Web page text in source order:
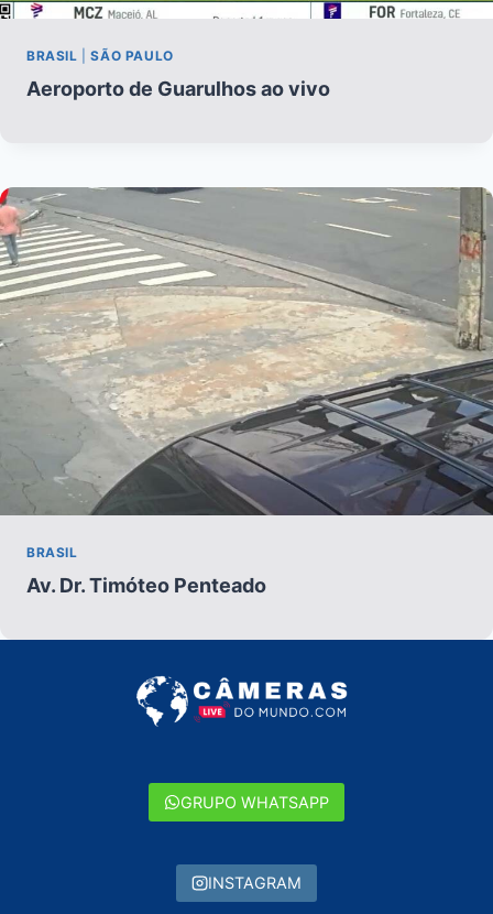
BRASIL |SÃO PAULO
Aeroporto de Guarulhos ao vivo
BRASIL
Av. Dr. Timóteo Penteado
GRUPO WHATSAPP
INSTAGRAM